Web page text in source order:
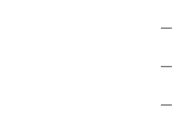
—
—
—